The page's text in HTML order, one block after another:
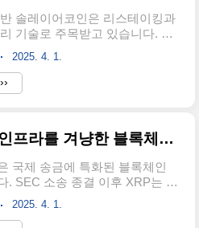
체인이라는 독립된 네트워크 위
니다. 화폐의 본질적인 기능에
젝트이며 영어 정식 표기는
디지털 금이라는 별칭으로 불리
술력..
솔레이어코인은 리스테이킹과
기술로 주목받고 있습니다. 어
가능성을 가졌는지 확인해 보도
다. 솔레이어코인이란?솔레이
나 블록체인의 확장성과 유동성을
해 설계된 레이어2 인프라로, 기
합니다. 이를 통해 사용자들은
보안성과 탈중앙성을 강화하는
다. 정식 표기는 Solayer이며, 토
입니다. 인프라형 유틸리
분류됩니다. 🔗 관련사이
2025. 4. 1.
리플코인이란? 송금 인프라를 겨냥한 블록체인 솔루션
국제 송금에 특화된 블록체인
. SEC 소송 종결 이후 XRP는 왜
받고 있을까요? 리플코인이란리
미국의 리플랩스가 개발한
2025. 4. 1.